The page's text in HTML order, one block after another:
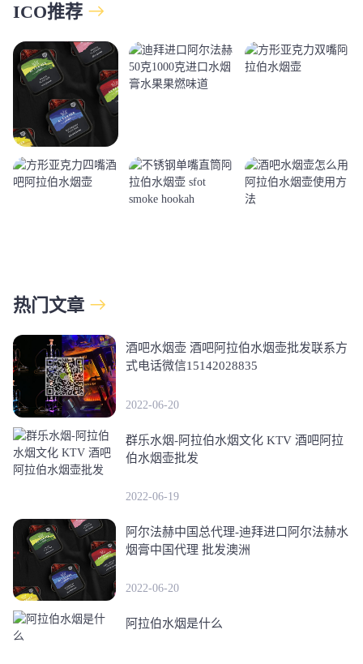
ICO推荐
热门文章
酒吧水烟壶 酒吧阿拉伯水烟壶批发联系方
式电话微信15142028835
2022-06-20
群乐水烟-阿拉伯水烟文化 KTV 酒吧阿拉
伯水烟壶批发
2022-06-19
阿尔法赫中国总代理-迪拜进口阿尔法赫水
烟膏中国代理 批发澳洲
2022-06-20
阿拉伯水烟是什么